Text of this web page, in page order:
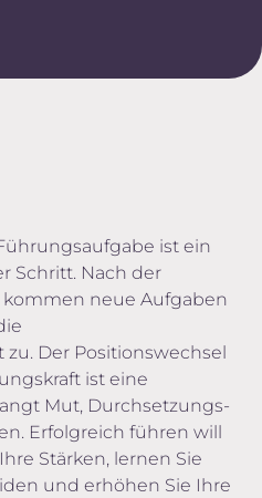
ist ein
Schritt. Nach der
kommen neue Aufgaben
Der Positionswechsel
ist eine
Mut, Durchsetzungs-
Erfolgreich führen will
Stärken, lernen Sie
und erhöhen Sie Ihre